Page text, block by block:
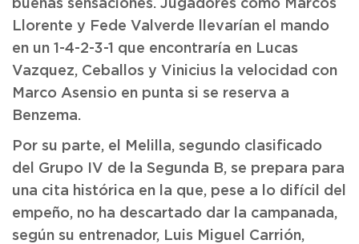
buenas sensaciones. Jugadores como Marcos
Llorente y Fede Valverde llevarían el mando
en un 1-4-2-3-1 que encontraría en Lucas
Vazquez, Ceballos y Vinicius la velocidad con
Marco Asensio en punta si se reserva a
Benzema.
Por su parte, el Melilla, segundo clasificado
del Grupo IV de la Segunda B, se prepara para
una cita histórica en la que, pese a lo difícil del
empeño, no ha descartado dar la campanada,
según su entrenador, Luis Miguel Carrión,